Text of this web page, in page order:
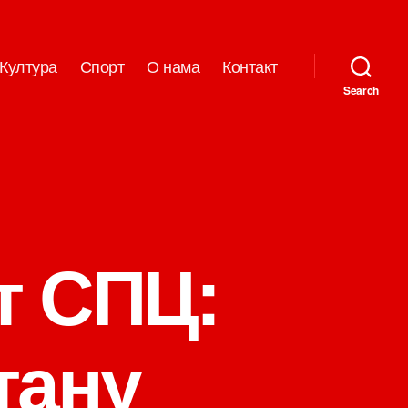
Култура Спорт О нама Контакт
Search
СПЦ: